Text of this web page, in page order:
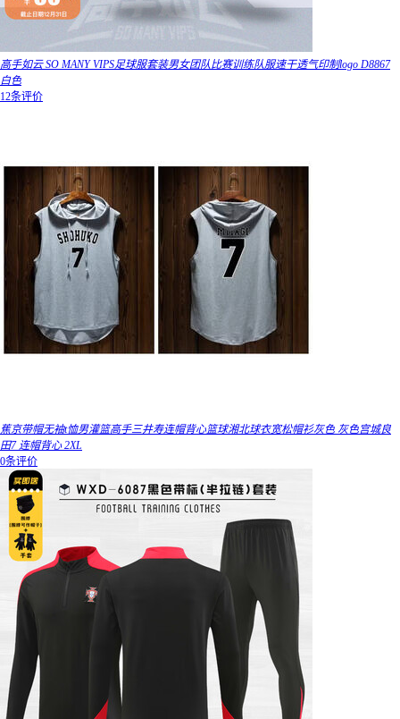
高手如云 SO MANY VIPS足球服套装男女团队比赛训练队服速干透气印制logo D8867
白色
12条评价
蕉京带帽无袖t恤男灌篮高手三井寿连帽背心篮球湘北球衣宽松帽衫灰色 灰色宫城良
田7 连帽背心 2XL
0条评价